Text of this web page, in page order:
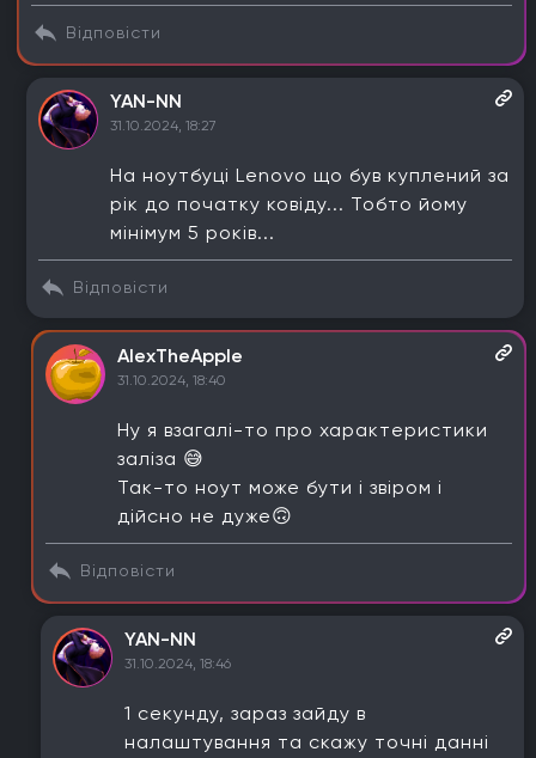
Відповісти
YAN-NN
31.10.2024, 18:27
На ноутбуці Lenovo що був куплений за
рік до початку ковіду... Тобто йому
мінімум 5 років...
Відповісти
AlexTheApple
31.10.2024, 18:40
Ну я взагалі-то про характеристики
заліза 😅
Так-то ноут може бути і звіром і
дійсно не дуже🙃
Відповісти
YAN-NN
31.10.2024, 18:46
1 секунду, зараз зайду в
налаштування та скажу точні данні